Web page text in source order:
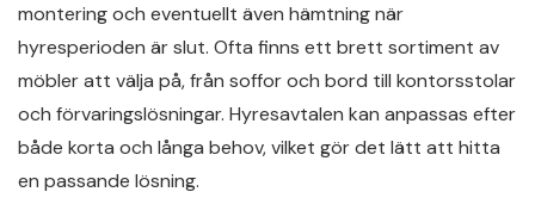
montering och eventuellt även hämtning när
hyresperioden är slut. Ofta finns ett brett sortiment av
möbler att välja på, från soffor och bord till kontorsstolar
och förvaringslösningar. Hyresavtalen kan anpassas efter
både korta och långa behov, vilket gör det lätt att hitta
en passande lösning.